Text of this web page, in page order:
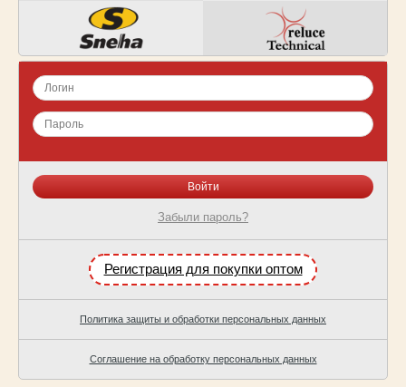
Забыли пароль?
Регистрация для покупки оптом
Политика защиты и обработки персональных данных
Соглашение на обработку персональных данных